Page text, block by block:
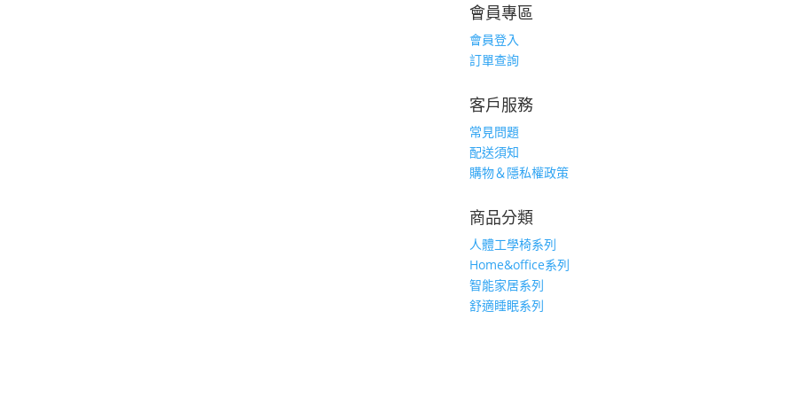
會員專區
會員登入
訂單查詢
客戶服務
常見問題
配送須知
購物＆隱私權政策
商品分類
人體工學椅系列
Home&office系列
智能家居系列
舒適睡眠系列